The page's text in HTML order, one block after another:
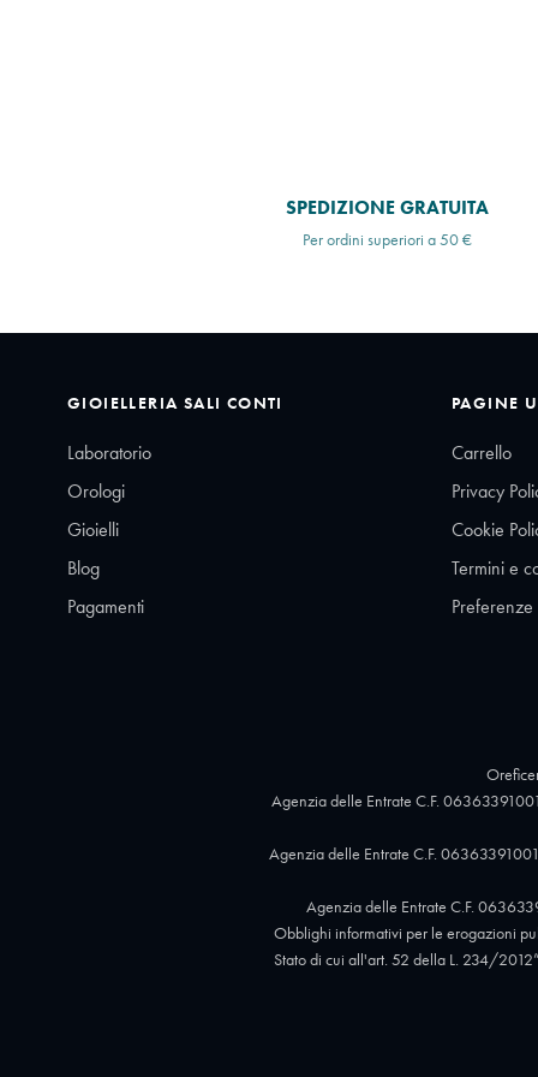
SPEDIZIONE GRATUITA
Per ordini superiori a 50 €
GIOIELLERIA SALI CONTI
Laboratorio
Orologi
Gioielli
Blog
Pagamenti
PAGINE
Carrello
Privacy
Cookie
Termini e
Agenzia delle Entrate C.F.
Agenzia delle Entrate C.F.
Agenzia delle Entrate C.F.
Obblighi informativi per le erogazioni
Stato di cui all'art. 52 della L. 234/